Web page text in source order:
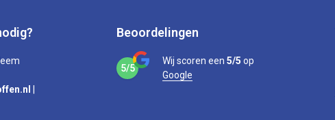
Beoordelingen
5/5
Wij scoren een 5/5 op
Google